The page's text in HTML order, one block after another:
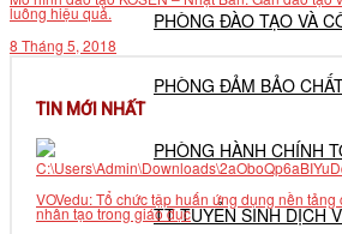
PHÒNG ĐÀO TẠO VÀ
PHÒNG ĐẢM BẢO
PHÒNG HÀNH CHÍNH
TT TUYỂN SINH DỊCH
luồng hiệu quả.
8 Tháng 5, 2018
TIN MỚI NHẤT
VOVedu: Tổ chức tập huấn ứng dụng nền
nhân tạo trong giáo dục